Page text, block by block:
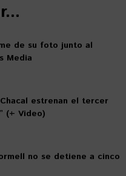
de su foto junto al
Media
estrenan el tercer
(+ Video)
no se detiene a cinco